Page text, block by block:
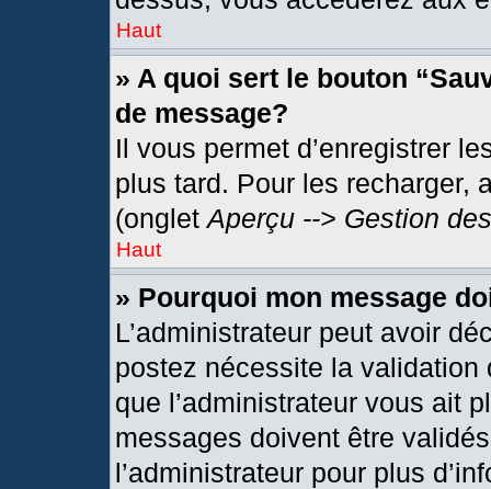
Haut
» A quoi sert le bouton
de message?
Il vous permet d’enregistrer
plus tard. Pour les recharger,
(ongletAperçu --> Gestion
Haut
» Pourquoi mon message
L’administrateur peut avoir
postez nécessite la
que l’administrateur vous ait
messages doivent être
l’administrateur pour plus